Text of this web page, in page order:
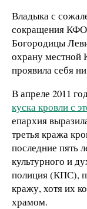
Владыка с
сокращения
Богородицы
охрану местной
проявила себя
В апреле 2011
куска кровли с
епархия
третья кража
последние пять
культурного и
полиция (КПС),
кражу, хотя их
храмом.